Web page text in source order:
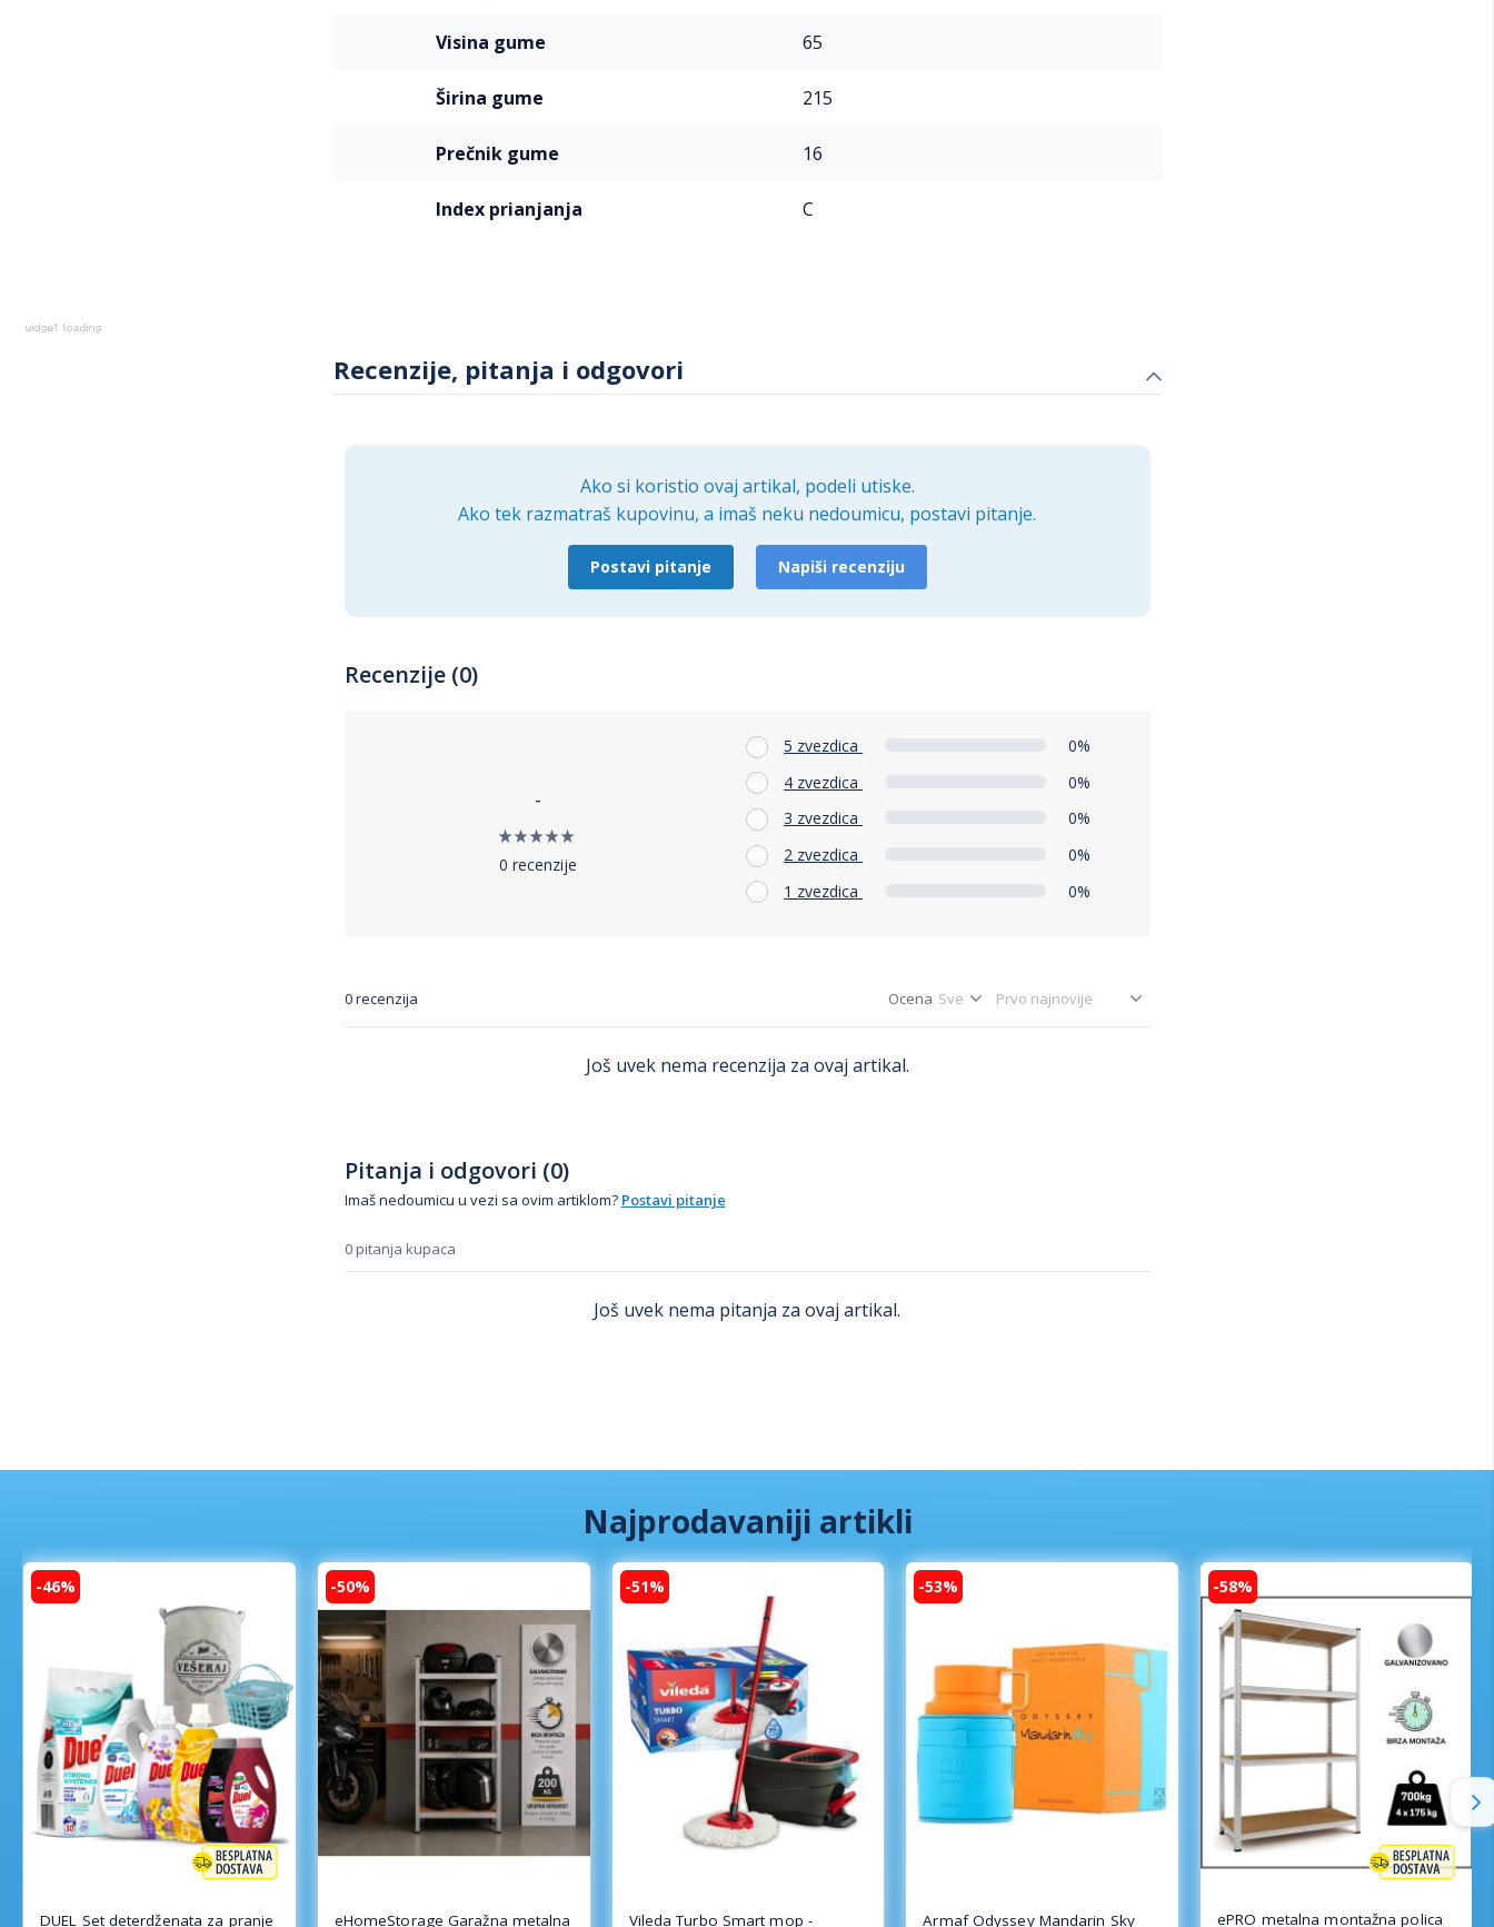
visina gume 65
širina gume 215
prečnik gume 16
index prianjanja C
Recenzije, pitanja i odgovori
Ako si koristio ovaj artikal, podeli utiske.
Ako tek razmatraš kupovinu, a imaš neku nedoumicu, postavi pitanje.
Postavi pitanje Napiši recenziju
Recenzije (0)
-
0 recenzije
5 zvezdica
0%
4 zvezdica
0%
3 zvezdica
0%
2 zvezdica
0%
1 zvezdica
0%
0 recenzija Ocena
Još uvek nema recenzija za ovaj artikal.
Pitanja i odgovori (0)
Imaš nedoumicu u vezi sa ovim artiklom? Postavi pitanje
0 pitanja kupaca
Još uvek nema pitanja za ovaj artikal.
Najprodavaniji artikli
-46%
DUEL Set deterdženata za pranje
-50%
eHomeStorage Garažna metalna
-51%
Vileda Turbo Smart mop -
-53%
Armaf Odyssey Mandarin Sky
-58%
ePRO metalna montažna polica